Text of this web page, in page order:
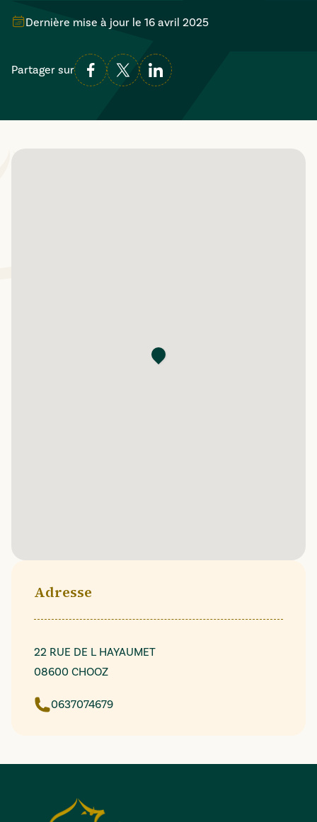
Dernière mise à jour le 16 avril 2025
Partager sur
Adresse
22 RUE DE L HAYAUMET
08600 CHOOZ
0637074679